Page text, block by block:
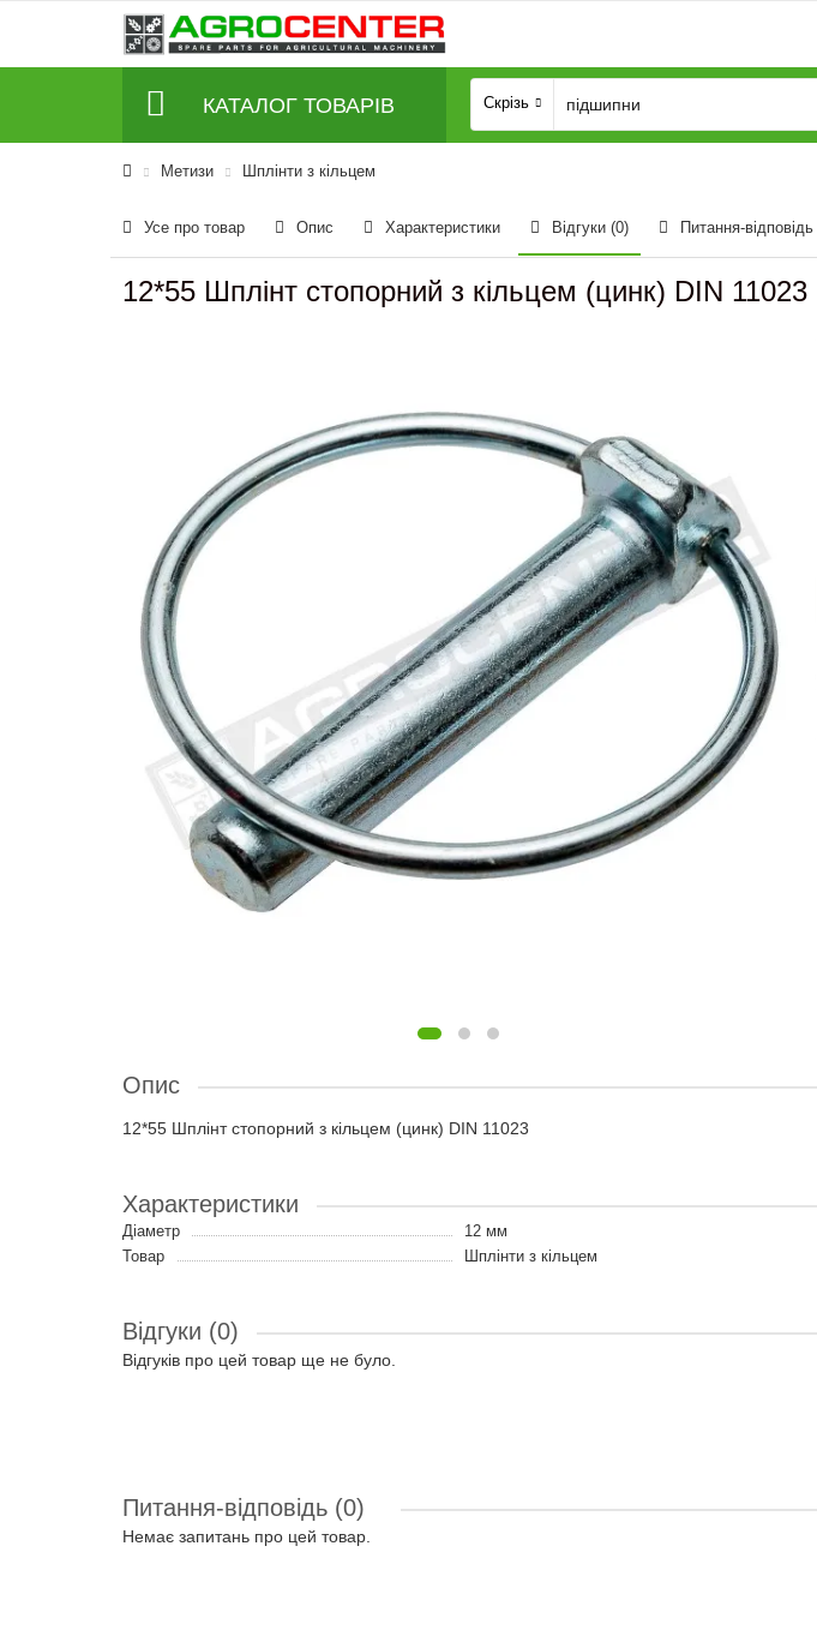
КАТАЛОГ ТОВАРІВ Скрізь
Метизи Шплінти з кільцем
Усе про товар Опис Характеристики Відгуки (0) Питання-відповідь
12*55 Шплінт стопорний з кільцем (цинк) DIN 11023
Опис
12*55 Шплінт стопорний з кільцем (цинк) DIN 11023
Характеристики
Діаметр
12 мм
Товар
Шплінти з кільцем
Відгуки (0)
Відгуків про цей товар ще не було.
Питання-відповідь (0)
Немає запитань про цей товар.